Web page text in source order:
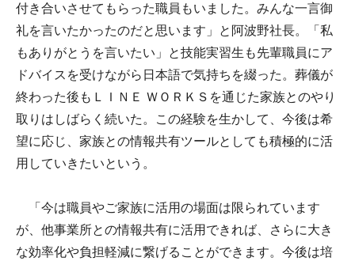
付き合いさせてもらった職員もいました。みんな一言御
礼を言いたかったのだと思います」と阿波野社長。「私
もありがとうを言いたい」と技能実習生も先輩職員にア
ドバイスを受けながら日本語で気持ちを綴った。葬儀が
終わった後もＬＩＮＥ ＷＯＲＫＳを通じた家族とのやり
取りはしばらく続いた。この経験を生かして、今後は希
望に応じ、家族との情報共有ツールとしても積極的に活
用していきたいという。
「今は職員やご家族に活用の場面は限られています
が、他事業所との情報共有に活用できれば、さらに大き
な効率化や負担軽減に繋げることができます。今後は培